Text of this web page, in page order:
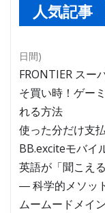
人気記事
日間)
FRONTIER スー
そ買い時！ゲー
れる方法
使った分だけ支
BB.exciteモバイ
英語が「聞こえ
― 科学的メソッ
ムームードメイ